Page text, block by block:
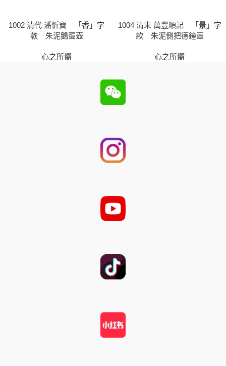
1002 清代 潘忻寶 「香」字
款 朱泥鵝蛋壺
心之所嚮
1004 清末 萬豐順記 「景」字
款 朱泥側把德鐘壺
心之所嚮